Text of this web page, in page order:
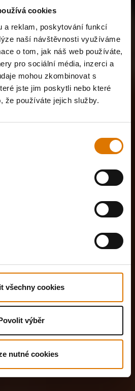
cookies
a reklam, poskytování funkcí
naší návštěvnosti využíváme
o tom, jak náš web používáte,
pro sociální média, inzerci a
mohou zkombinovat s
jste jim poskytli nebo které
že používáte jejich služby.
všechny cookies
výběr
nutné cookies